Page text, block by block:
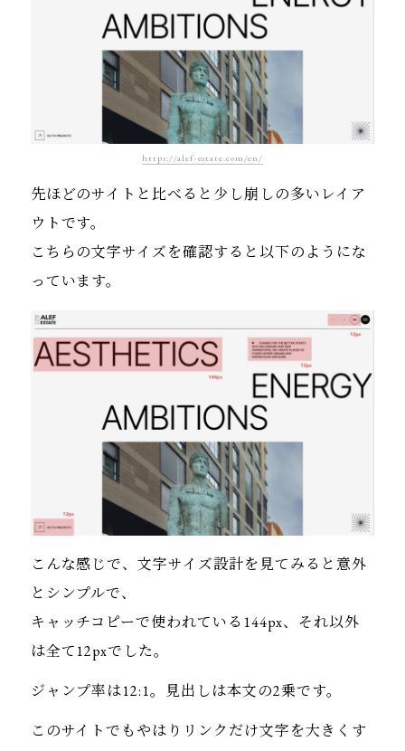
https://alef-estate.com/en/
先ほどのサイトと比べると少し崩しの多いレイア
ウトです。
こちらの文字サイズを確認すると以下のようにな
っています。
こんな感じで、文字サイズ設計を見てみると意外
とシンプルで、
キャッチコピーで使われている144px、それ以外
は全て12pxでした。
ジャンプ率は12:1。見出しは本文の2乗です。
このサイトでもやはりリンクだけ文字を大きくす